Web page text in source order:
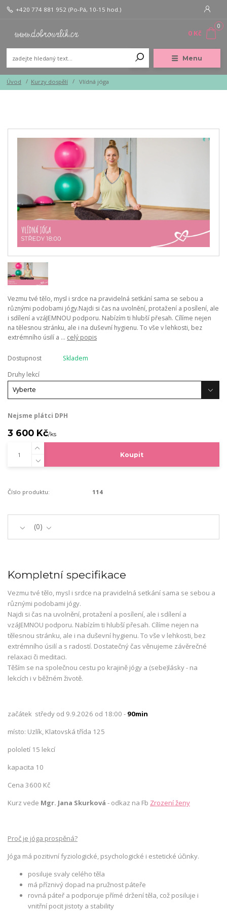
Menu
+420 774 881 952 (Po-Pá, 10-15 hod.)
0
0 Kč
Úvod Kurzy dospělí Vlídná jóga
Vezmu tvé tělo, mysl i srdce na pravidelná setkání sama se sebou a
různými podobami jógy.Najdi si čas na uvolnění, protažení a posílení, ale
i sdílení a vzáJEMNOU podporu. Nabízím ti hlubší přesah. Cílíme nejen
na tělesnou stránku, ale i na duševní hygienu. To vše v lehkosti, bez
extrémního úsilí a ... celý popis
Dostupnost
Skladem
Druhy lekcí
Nejsme plátci DPH
3 600 Kč/ks
Koupit
Číslo produktu: 114
0
Kompletní specifikace
Vezmu tvé tělo, mysl i srdce na pravidelná setkání sama se sebou a
různými podobami jógy.
Najdi si čas na uvolnění, protažení a posílení, ale i sdílení a
vzáJEMNOU podporu. Nabízím ti hlubší přesah. Cílíme nejen na
tělesnou stránku, ale i na duševní hygienu. To vše v lehkosti, bez
extrémního úsilí a s radostí. Dostatečný čas věnujeme závěrečné
relaxaci či meditaci.
Těším se na společnou cestu po krajině jógy a (sebe)lásky - na
lekcích i v běžném životě.
začátek středy od 9.9.2026 od 18:00 - 90min
místo: Uzlík, Klatovská třída 125
pololetí 15 lekcí
kapacita 10
Cena 3600 Kč
Kurz vede Mgr. Jana Skurková - odkaz na Fb Zrození ženy
Proč je jóga prospěná?
Jóga má pozitivní fyziologické, psychologické i estetické účinky.
posiluje svaly celého těla
má příznivý dopad na pružnost páteře
rovná páteř a podporuje přímé držení těla, což posiluje i
vnitřní pocit jistoty a stability